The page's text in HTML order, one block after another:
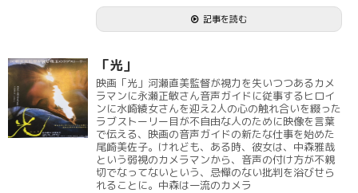
記事を読む
「光」
映画「光」河瀬直美監督が視力を失いつつあるカメ
ラマンに永瀬正敏さん音声ガイドに従事するヒロイ
ンに水崎綾女さんを迎え2人の心の触れ合いを綴った
ラブストーリー目が不自由な人のために映像を言葉
で伝える、映画の音声ガイドの新たな仕事を始めた
尾崎美佐子。けれども、ある時、彼女は、中森雅哉
という弱視のカメラマンから、音声の付け方が不親
切でなってないという、忌憚のない批判を浴びせら
れることに。中森は一流のカメラ